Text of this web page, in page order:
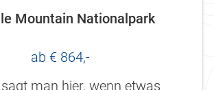
Mountain Nationalpark
ab € 864,-
man hier, wenn etwas